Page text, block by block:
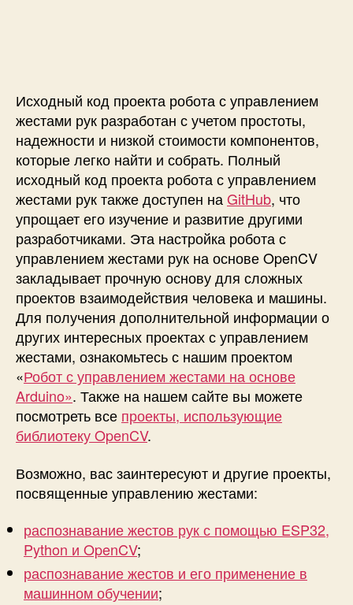
Исходный код проекта робота с управлением
жестами рук разработан с учетом простоты,
надежности и низкой стоимости компонентов,
которые легко найти и собрать. Полный
исходный код проекта робота с управлением
жестами рук также доступен наGitHub, что
упрощает его изучение и развитие другими
разработчиками. Эта настройка робота с
управлением жестами рук на основе OpenCV
закладывает прочную основу для сложных
проектов взаимодействия человека и машины.
Для получения дополнительной информации о
других интересных проектах с управлением
жестами, ознакомьтесь с нашим проектом
«Робот с управлением жестами на основе
Arduino». Также на нашем сайте вы можете
посмотреть все проекты, использующие
библиотеку OpenCV.
Возможно, вас заинтересуют и другие проекты,
посвященные управлению жестами:
распознавание жестов рук с помощью ESP32,
Python и OpenCV;
распознавание жестов и его применение в
машинном обучении;